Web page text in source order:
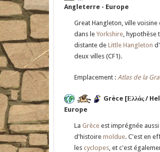
Angleterre - Europe
Great Hangleton, ville voisine
dans le Yorkshire, hypothèse
distante de Little Hangleton
deux villes (CF1).
Emplacement : Atlas de la
Grèce [Ελλάς /
Europe
La Grèce est imprégnée
d'histoire moldue. C'est en
les cyclopes, et c'est